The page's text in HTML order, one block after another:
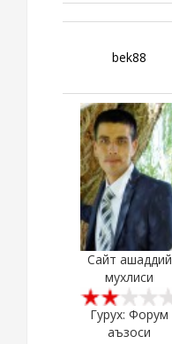
bek88
Сайт ашаддий
мухлиси
Гурух: Форум
аъзоси